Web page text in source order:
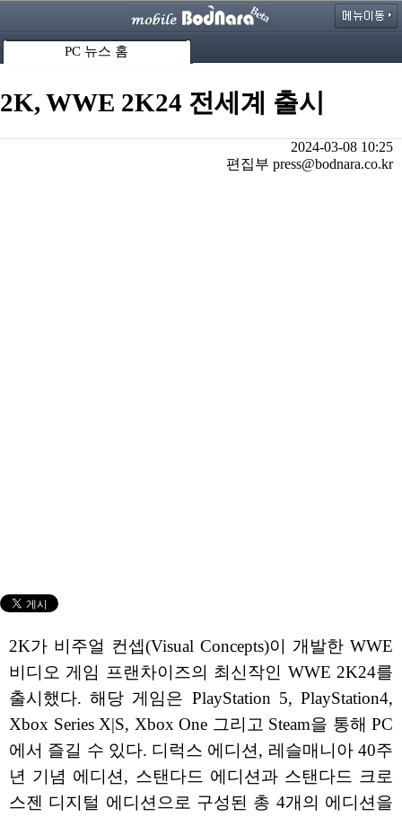
PC 뉴스 홈
2K, WWE 2K24 전세계 출시
2024-03-08 10:25
편집부 press@bodnara.co.kr
2K가 비주얼 컨셉(Visual Concepts)이 개발한 WWE
비디오 게임 프랜차이즈의 최신작인 WWE 2K24를
출시했다. 해당 게임은 PlayStation 5, PlayStation4,
Xbox Series X|S, Xbox One 그리고 Steam을 통해 PC
에서 즐길 수 있다. 디럭스 에디션, 레슬매니아 40주
년 기념 에디션, 스탠다드 에디션과 스탠다드 크로
스젠 디지털 에디션으로 구성된 총 4개의 에디션을